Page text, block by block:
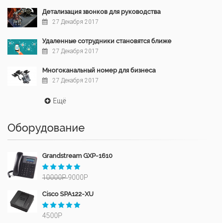
Детализация звонков для руководства
27 Декабря 2017
Удаленные сотрудники становятся ближе
27 Декабря 2017
Многоканальный номер для бизнеса
27 Декабря 2017
Ещё
Оборудование
Grandstream GXP-1610
10000Р9000Р
Cisco SPA122-XU
4500Р